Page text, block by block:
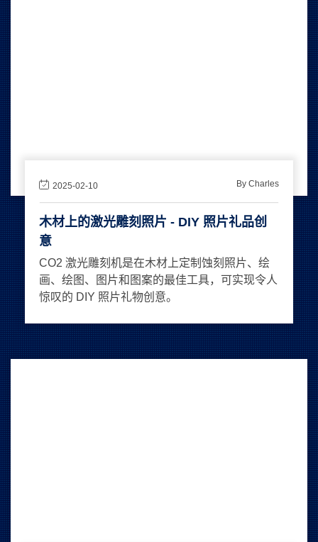
2025-02-10 By Charles
木材上的激光雕刻照片 - DIY 照片礼品创
意
CO2 激光雕刻机是在木材上定制蚀刻照片、绘
画、绘图、图片和图案的最佳工具，可实现令人
惊叹的 DIY 照片礼物创意。